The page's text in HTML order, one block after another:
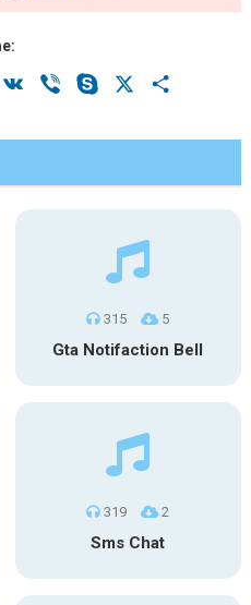
Telegram
VK Viber Skype
315 5
Gta Notifaction Bell
319 2
Sms Chat